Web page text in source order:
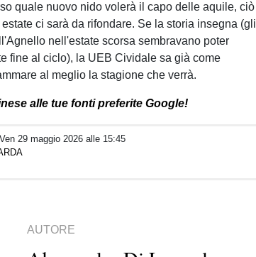
quale nuovo nido volerà il capo delle aquile, ciò
ci sarà da rifondare. Se la storia insegna (gli
nell'estate scorsa sembravano poter
fine al ciclo), la UEB Cividale sa già come
al meglio la stagione che verrà.
alle tue fonti preferite Google!
Ven 29 maggio 2026 alle 15:45
AUTORE